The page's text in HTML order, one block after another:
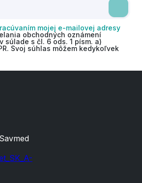
mojej e-mailovej adresy
obchodných oznámení
súlade s čl. 6 ods. 1 písm. a)
Svoj súhlas môžem kedykoľvek